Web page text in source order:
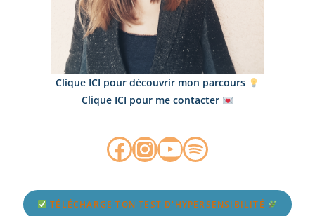
Clique ICI pour découvrir mon parcours
Clique ICI pour me contacter
TÉLÉCHARGE TON TEST D'HYPERSENSIBILITÉ